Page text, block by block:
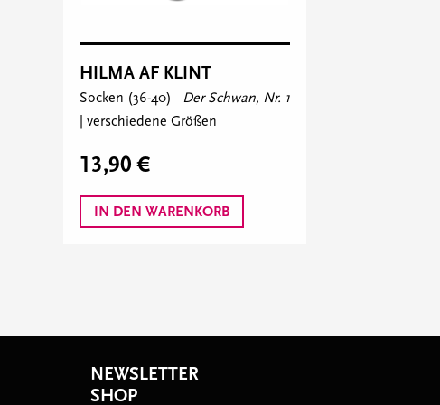
HILMA AF KLINT
Socken (36-40) Der Schwan, Nr. 1
| verschiedene Größen
13,90 €
IN DEN WARENKORB
NEWSLETTER
SHOP